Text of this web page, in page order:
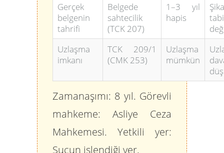
Gerçek
belgenin
tahrifi
Belgede
sahtecilik
(TCK 207)
1–3 yıl
hapis
tabi
Uzlaşma
imkanı
TCK 209/1
(CMK 253)
Uzlaşma
mümkün
Zamanaşımı: 8 yıl. Görevli
mahkeme: Asliye Ceza
Mahkemesi. Yetkili yer:
Suçun işlendiği yer.